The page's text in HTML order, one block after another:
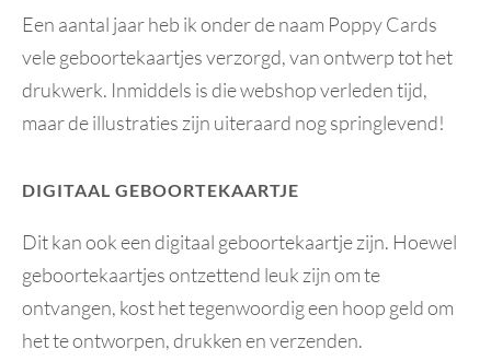
Een aantal jaar heb ik onder de naam Poppy Cards
vele geboortekaartjes verzorgd, van ontwerp tot het
drukwerk. Inmiddels is die webshop verleden tijd,
maar de illustraties zijn uiteraard nog springlevend!
DIGITAAL GEBOORTEKAARTJE
Dit kan ook een digitaal geboortekaartje zijn. Hoewel
geboortekaartjes ontzettend leuk zijn om te
ontvangen, kost het tegenwoordig een hoop geld om
het te ontworpen, drukken en verzenden.